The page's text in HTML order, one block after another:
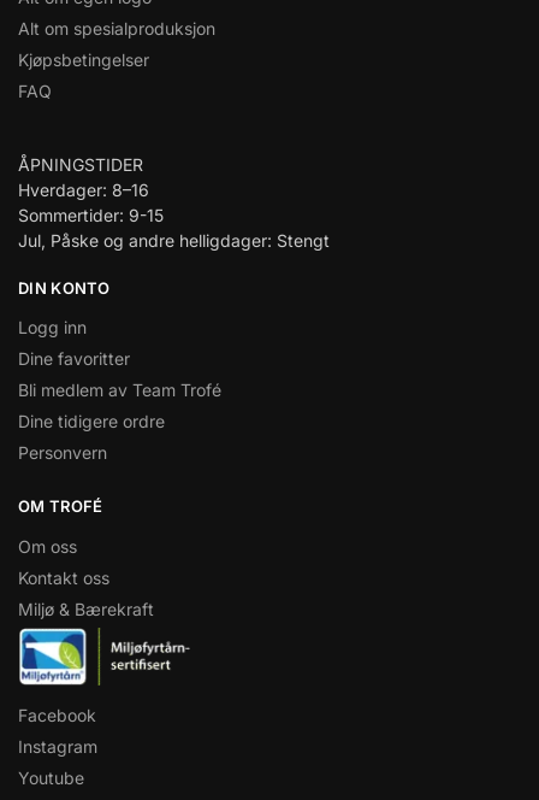
Alt om spesialproduksjon
Kjøpsbetingelser
FAQ
ÅPNINGSTIDER
Hverdager: 8–16
Sommertider: 9-15
Jul, Påske og andre helligdager: Stengt
DIN KONTO
Logg inn
Dine favoritter
Bli medlem av Team Trofé
Dine tidigere ordre
Personvern
OM TROFÉ
Om oss
Kontakt oss
Miljø & Bærekraft
Facebook
Instagram
Youtube